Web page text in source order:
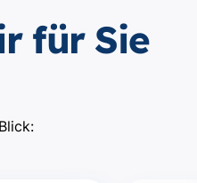
für Sie